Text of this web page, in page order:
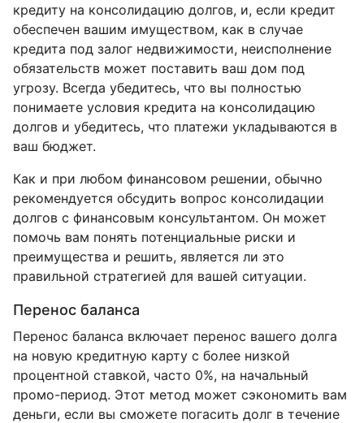
кредиту на консолидацию долгов, и, если кредит
обеспечен вашим имуществом, как в случае
кредита под залог недвижимости, неисполнение
обязательств может поставить ваш дом под
угрозу. Всегда убедитесь, что вы полностью
понимаете условия кредита на консолидацию
долгов и убедитесь, что платежи укладываются в
ваш бюджет.
Как и при любом финансовом решении, обычно
рекомендуется обсудить вопрос консолидации
долгов с финансовым консультантом. Он может
помочь вам понять потенциальные риски и
преимущества и решить, является ли это
правильной стратегией для вашей ситуации.
Перенос баланса
Перенос баланса включает перенос вашего долга
на новую кредитную карту с более низкой
процентной ставкой, часто 0%, на начальный
промо-период. Этот метод может сэкономить вам
деньги, если вы сможете погасить долг в течение